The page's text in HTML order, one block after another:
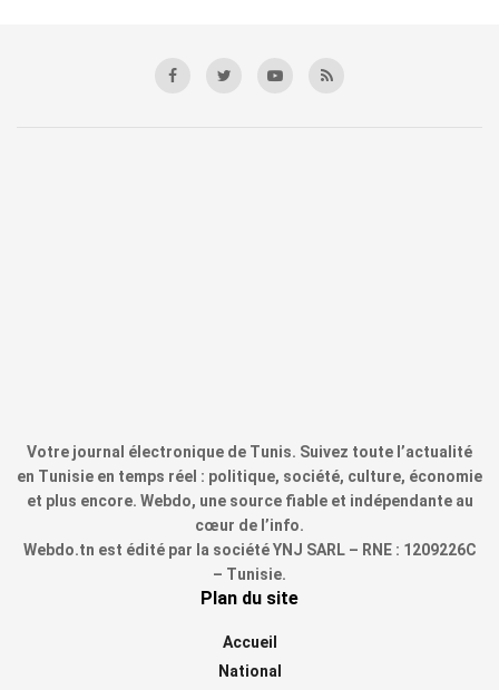
Votre journal électronique de Tunis. Suivez toute l’actualité
en Tunisie en temps réel : politique, société, culture, économie
et plus encore. Webdo, une source fiable et indépendante au
cœur de l’info.
Webdo.tn est édité par la société YNJ SARL – RNE : 1209226C
– Tunisie.
Plan du site
Accueil
National